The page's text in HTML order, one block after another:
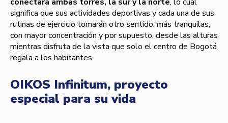
significa que sus actividades deportivas y cada una de sus
rutinas de ejercicio tomarán otro sentido, más tranquilas,
con mayor concentración y por supuesto, desde las alturas
mientras disfruta de la vista que solo el centro de Bogotá
regala a los habitantes.
OIKOS Infinitum, proyecto
especial para su vida